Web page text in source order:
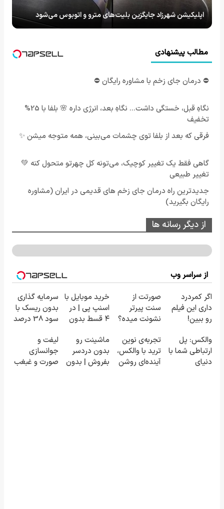
اپلیکیشن شهرزاد جایگزین بلیت‌های مترو و اتوبوس می‌شود
مطالب پیشنهادی
⛔ درمان جای زخم با مشاوره رایگان ⛔
نگاهِ قبل، خستگی داشت... نگاهِ بعد، انرژی داره 🌸 بلفا با 25%
تخفیف
فرقی که بعد از بلفا توی چشمات می‌بینی، همه متوجه میشن ✨
گاهی فقط یک تغییر کوچیک، می‌تونه کل چهرتو متحول کنه 💚
تغییر طبیعی
جدیدترین راه درمان جای زخم های قدیمی در ایران (مشاوره
رایگان بگیرید)
از دیگر رسانه ها
از سراسر وب
اگر کمردرد
داری این فیلم
رو ببین!
رو پر کن◖
صورتت از
سنت پیرتر
نشونت میده؟
می‌گردونه 🔰
خرید موبایل با
اسنپ پی | در
۴ قسط بدون
سرمایه گذاری
بدون ریسک با
سود 38 درصد
والکس: پل
ارتباطی شما با
دنیای
تجربه‌ی نوین
ترید با والکس،
آینده‌ای روشن
ماشینت رو
بدون دردسر
بفروش | بدون
لیفت و
جوانسازی
صورت و غبغب